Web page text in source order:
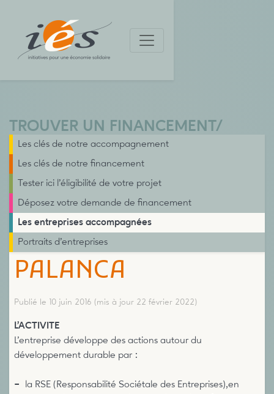
PALANCA
Publié le 10 juin 2016 (mis à jour 22 février 2022)
L’ACTIVITE
L’entreprise développe des actions autour du
développement durable par :
– la RSE (Responsabilité Sociétale des Entreprises),en
TROUVER UN FINANCEMENT/
Les clés de notre accompagnement
Les clés de notre financement
Tester ici l’éligibilité de votre projet
Déposez votre demande de financement
Les entreprises accompagnées
Portraits d’entreprises